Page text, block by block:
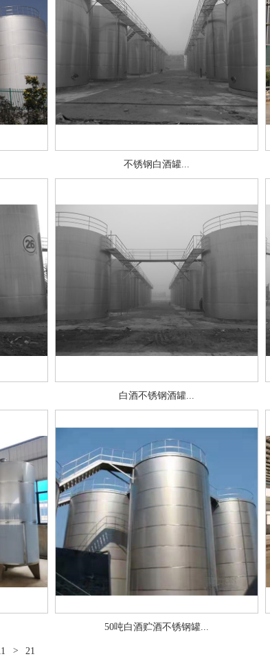
不锈钢白酒罐...
白酒不锈钢酒罐...
50吨白酒贮酒不锈钢罐...
> 21